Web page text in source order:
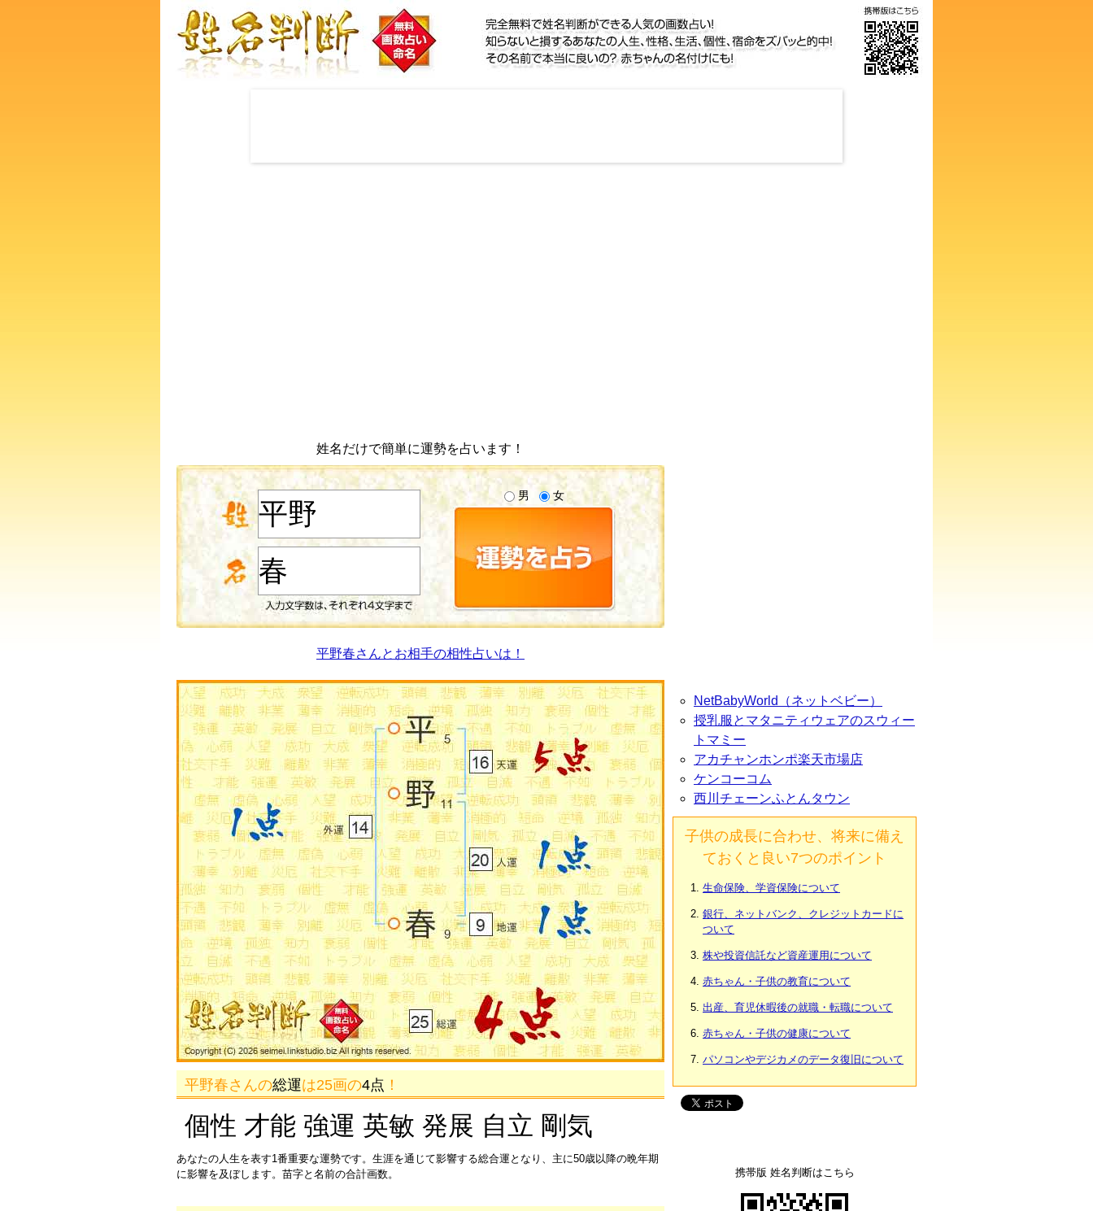
姓名だけで簡単に運勢を占います！
男 女
平野春さんとお相手の相性占いは！
平野春さんの総運は25画の4点 ！
個性 才能 強運 英敏 発展 自立 剛気
あなたの人生を表す1番重要な運勢です。生涯を通じて影響する総合運となり、主に50歳以降の晩年期
に影響を及ぼします。苗字と名前の合計画数。
NetBabyWorld（ネットベビー）
授乳服とマタニティウェアのスウィー
トマミー
アカチャンホンポ楽天市場店
ケンコーコム
西川チェーンふとんタウン
子供の成長に合わせ、将来に備え
ておくと良い7つのポイント
生命保険、学資保険について
銀行、ネットバンク、クレジットカードに
ついて
株や投資信託など資産運用について
赤ちゃん・子供の教育について
出産、育児休暇後の就職・転職について
赤ちゃん・子供の健康について
パソコンやデジカメのデータ復旧について
携帯版 姓名判断はこちら